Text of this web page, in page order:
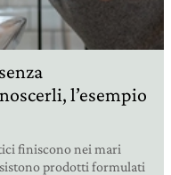
l’esempio
finiscono nei mari
prodotti formulati